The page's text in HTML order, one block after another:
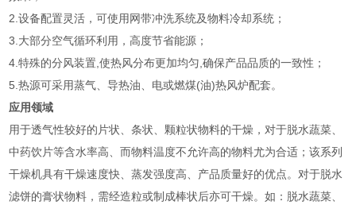
2.设备配置灵活，可使用网带冲洗系统及物料冷却系统；
3.大部分空气循环利用，高度节省能源；
4.特殊的分风装置,使热风分布更加均匀,确保产品品质的一致性；
5.热源可采用蒸气、导热油、电或燃煤(油)热风炉配套。
应用领域
用于透气性较好的片状、条状、颗粒状物料的干燥，对于脱水蔬菜、
中药饮片等含水率高、而物料温度不允许高的物料尤为合适；该系列
干燥机具有干燥速度快、蒸发强度高、产品质量好的优点。对于脱水
滤饼的膏状物料，需经造粒或制成棒状后亦可干燥。如：脱水蔬菜、